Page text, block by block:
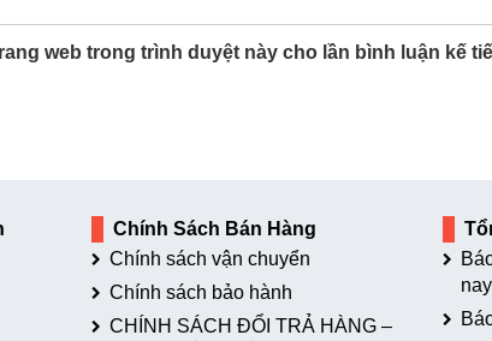
web trong trình duyệt này cho lần bình luận kế
Chính Sách Bán Hàng
Chính sách vận chuyển
Chính sách bảo hành
CHÍNH SÁCH ĐỔI TRẢ HÀNG –
nay